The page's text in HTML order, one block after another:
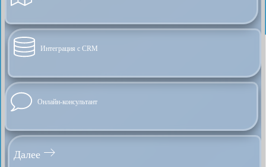
Интеграция с CRM
Онлайн-консультант
Далее